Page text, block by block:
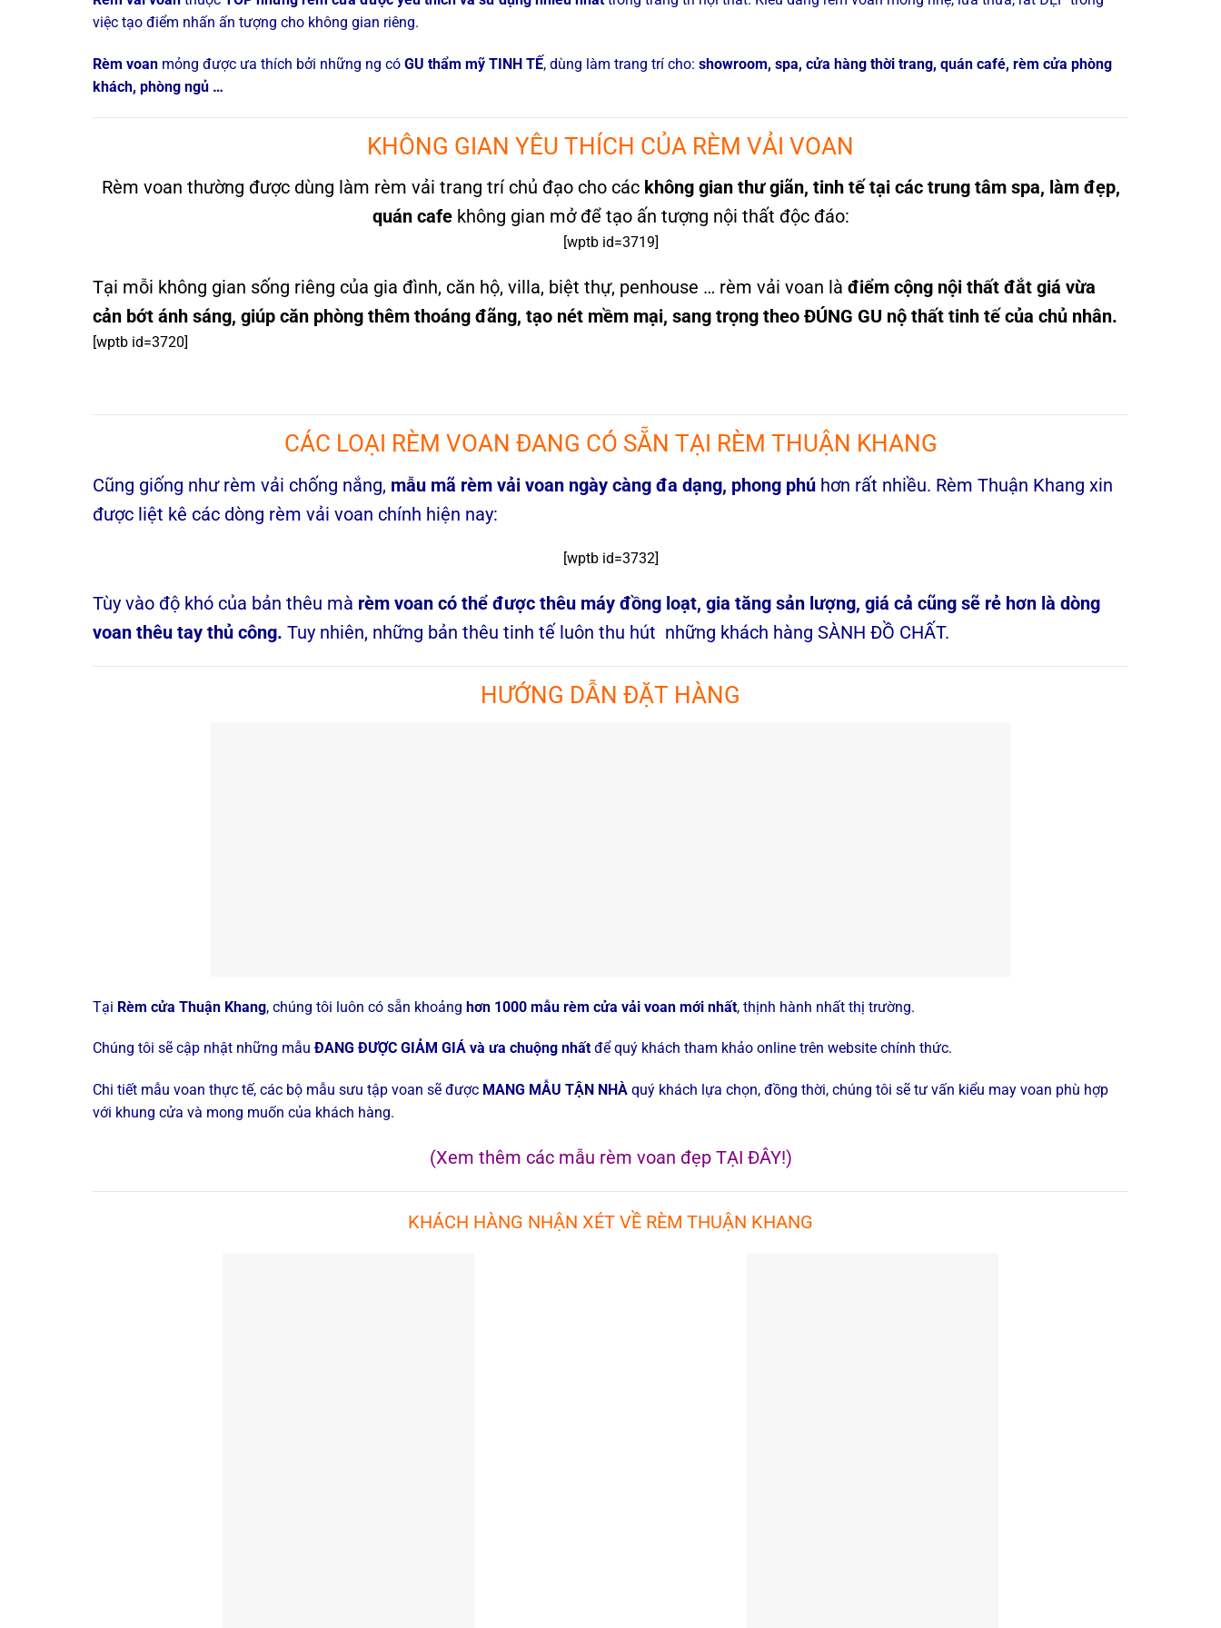
việc tạo điểm nhấn ấn tượng cho không gian riêng.
Rèm voan mỏng được ưa thích bởi những ng có GU thẩm mỹ TINH TẾ, dùng làm trang trí cho: showroom, spa, cửa hàng thời trang, quán café, rèm cửa phòng
khách, phòng ngủ …
KHÔNG GIAN YÊU THÍCH CỦA RÈM VẢI VOAN
Rèm voan thường được dùng làm rèm vải trang trí chủ đạo cho các không gian thư giãn, tinh tế tại các trung tâm spa, làm đẹp,
quán cafekhông gian mở để tạo ấn tượng nội thất độc đáo:
[wptb id=3719]
Tại mỗi không gian sống riêng của gia đình, căn hộ, villa, biệt thự, penhouse … rèm vải voan là điểm cộng nội thất đắt giá vừa
cản bớt ánh sáng, giúp căn phòng thêm thoáng đãng, tạo nét mềm mại, sang trọng theo ĐÚNG GU nộ thất tinh tế của chủ nhân.
[wptb id=3720]
CÁC LOẠI RÈM VOAN ĐANG CÓ SẴN TẠI RÈM THUẬN KHANG
Cũng giống như rèm vải chống nắng, mẫu mã rèm vải voan ngày càng đa dạng, phong phú hơn rất nhiều. Rèm Thuận Khang xin
được liệt kê các dòng rèm vải voan chính hiện nay:
[wptb id=3732]
Tùy vào độ khó của bản thêu mà rèm voan có thể được thêu máy đồng loạt, gia tăng sản lượng, giá cả cũng sẽ rẻ hơn là dòng
voan thêu tay thủ công. Tuy nhiên, những bản thêu tinh tế luôn thu hút những khách hàng SÀNH ĐỒ CHẤT.
HƯỚNG DẪN ĐẶT HÀNG
Tại Rèm cửa Thuận Khang, chúng tôi luôn có sẵn khoảng hơn 1000 mẫu rèm cửa vải voan mới nhất, thịnh hành nhất thị trường.
Chúng tôi sẽ cập nhật những mẫu ĐANG ĐƯỢC GIẢM GIÁ và ưa chuộng nhất để quý khách tham khảo online trên website chính thức.
Chi tiết mẫu voan thực tế, các bộ mẫu sưu tập voan sẽ được MANG MẪU TẬN NHÀ quý khách lựa chọn, đồng thời, chúng tôi sẽ tư vấn kiểu may voan phù hợp
với khung cửa và mong muốn của khách hàng.
(Xem thêm các mẫu rèm voan đẹp TẠI ĐÂY!)
KHÁCH HÀNG NHẬN XÉT VỀ RÈM THUẬN KHANG